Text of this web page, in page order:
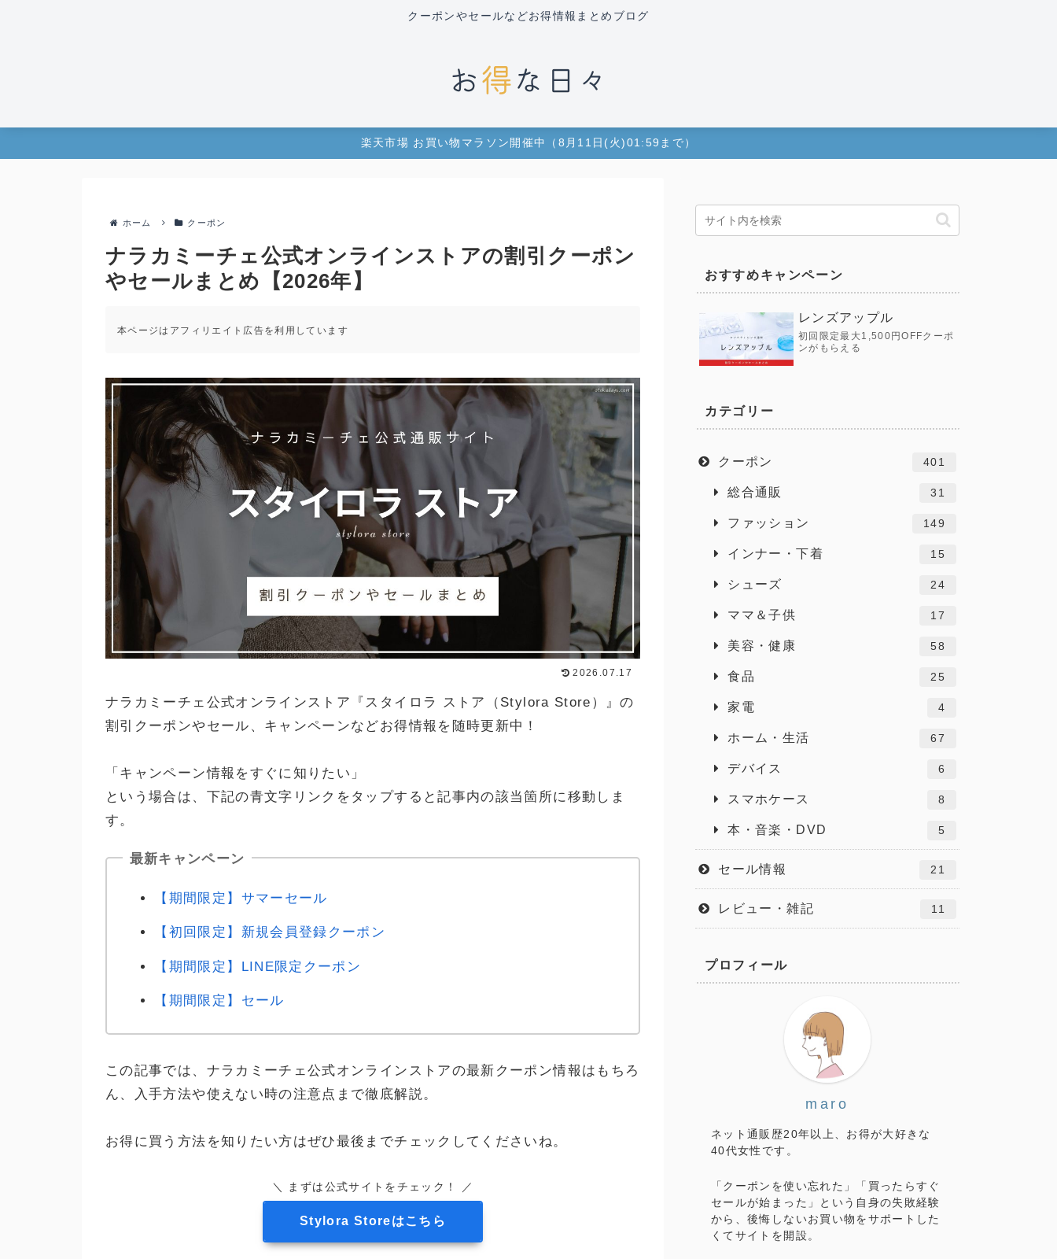
クーポンやセールなどお得情報まとめブログ
楽天市場 お買い物マラソン開催中（8月11日(火)01:59まで）
ホーム クーポン
ナラカミーチェ公式オンラインストアの割引クーポン
やセールまとめ【2026年】
本ページはアフィリエイト広告を利用しています
2026.07.17
ナラカミーチェ公式オンラインストア『スタイロラ ストア（Stylora Store）』の
割引クーポンやセール、キャンペーンなどお得情報を随時更新中！
「キャンペーン情報をすぐに知りたい」
という場合は、下記の青文字リンクをタップすると記事内の該当箇所に移動しま
す。
最新キャンペーン
【期間限定】サマーセール
【初回限定】新規会員登録クーポン
【期間限定】LINE限定クーポン
【期間限定】セール
この記事では、ナラカミーチェ公式オンラインストアの最新クーポン情報はもちろ
ん、入手方法や使えない時の注意点まで徹底解説。
お得に買う方法を知りたい方はぜひ最後までチェックしてくださいね。
＼ まずは公式サイトをチェック！ ／
Stylora Storeはこちら
おすすめキャンペーン
レンズアップル
初回限定最大1,500円OFFクーポ
ンがもらえる
カテゴリー
クーポン 401
総合通販 31
ファッション 149
インナー・下着 15
シューズ 24
ママ＆子供 17
美容・健康 58
食品 25
家電 4
ホーム・生活 67
デバイス 6
スマホケース 8
本・音楽・DVD 5
セール情報 21
レビュー・雑記 11
プロフィール
maro
ネット通販歴20年以上、お得が大好きな
40代女性です。
「クーポンを使い忘れた」「買ったらすぐ
セールが始まった」という自身の失敗経験
から、後悔しないお買い物をサポートした
くてサイトを開設。